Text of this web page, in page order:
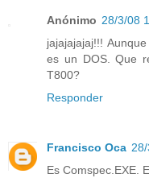
Anónimo 28/3/08
jajajajajaj!!!
es un DOS. Que
T800?
Responder
Francisco Oca
Es Comspec.EXE.